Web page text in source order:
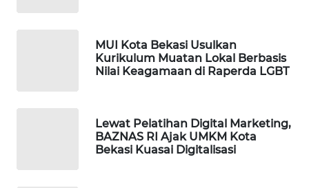
MUI Kota Bekasi Usulkan
Kurikulum Muatan Lokal Berbasis
Nilai Keagamaan di Raperda LGBT
Lewat Pelatihan Digital Marketing,
BAZNAS RI Ajak UMKM Kota
Bekasi Kuasai Digitalisasi